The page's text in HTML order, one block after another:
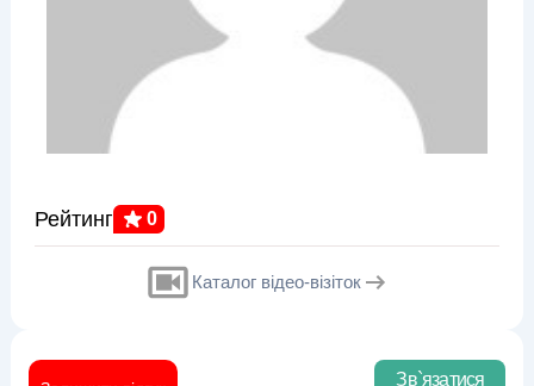
Рейтинг 0
Каталог відео-візіток
Зв`язатися